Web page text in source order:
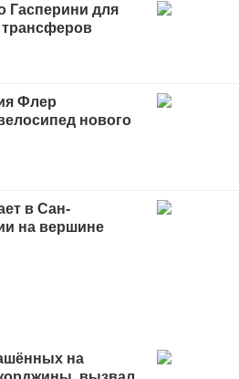
Гасперини для
Флер
нового
в Сан-
на вершине
на